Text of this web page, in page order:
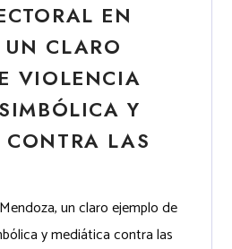
EN
CLARO
VIOLENCIA
Y
LAS
un claro ejemplo de
y mediática contra las